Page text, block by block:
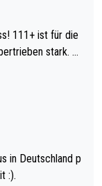
stark. U
in Deutschland p
:).